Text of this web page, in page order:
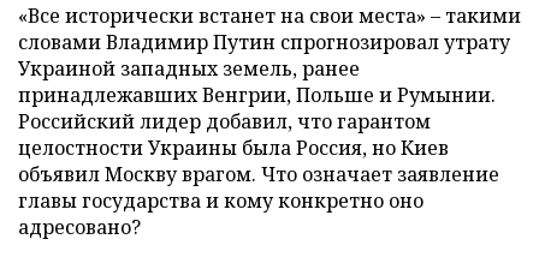
«Все исторически встанет на свои места» – такими
словами Владимир Путин спрогнозировал утрату
Украиной западных земель, ранее
принадлежавших Венгрии, Польше и Румынии.
Российский лидер добавил, что гарантом
целостности Украины была Россия, но Киев
объявил Москву врагом. Что означает заявление
главы государства и кому конкретно оно
адресовано?